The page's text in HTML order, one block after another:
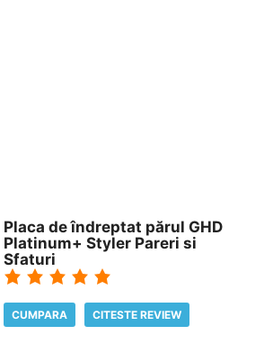
Placa de îndreptat părul GHD
Platinum+ Styler Pareri si
Sfaturi
CUMPARA CITESTE REVIEW